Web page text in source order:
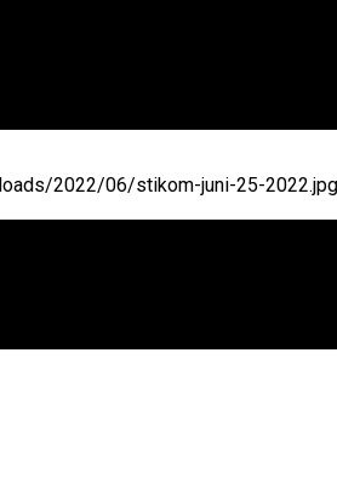
2022/06/stikom-juni-25-2022.jpg